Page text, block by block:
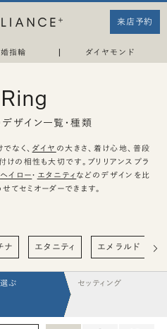
来店予約
指輪 | ダイヤモンド
デザイン一覧・種類
なく、 ダイヤ の大きさ、着け心地、普段
の相性も大切です。ブリリアンスプラ
ヘイロー・ エタニティ などのデザインを比
てセミオーダーできます。
ナ エタニティ エメラルド
ぶ セッティング